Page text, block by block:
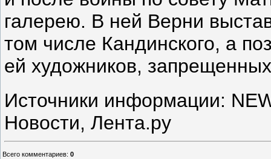
галерею. В ней Верни
том числе Кандинского, а
ей художников,
Источники информации:
Новости, Лента.ру
Всего комментариев: 0